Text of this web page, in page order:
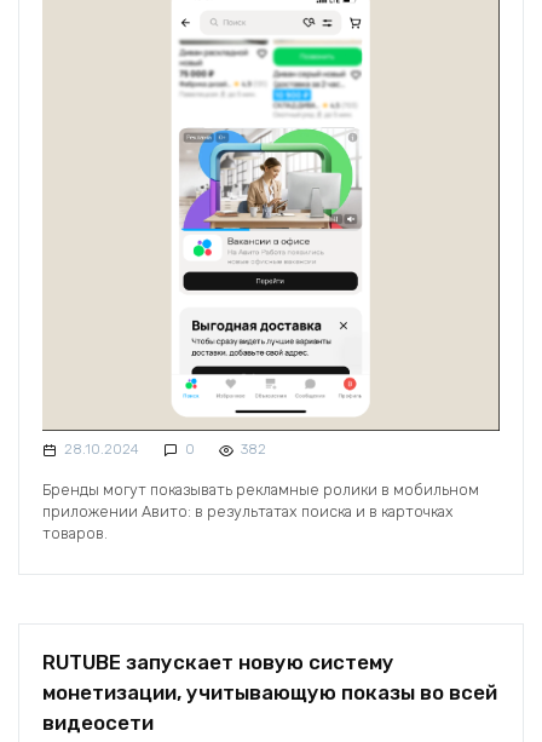
28.10.2024 0 382
Бренды могут показывать рекламные ролики в мобильном
приложении Авито: в результатах поиска и в карточках
товаров.
RUTUBE запускает новую систему
монетизации, учитывающую показы во всей
видеосети